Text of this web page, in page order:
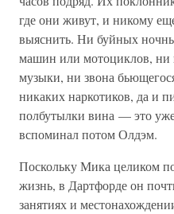
где они живут, и никому
выяснить. Ни буйных
машин или мотоциклов, ни
музыки, ни звона
никаких наркотиков, да и
полбутылки вина — это
вспоминал потом Олдэм.
Поскольку Мика целиком
жизнь, в Дартфорде он
занятиях и